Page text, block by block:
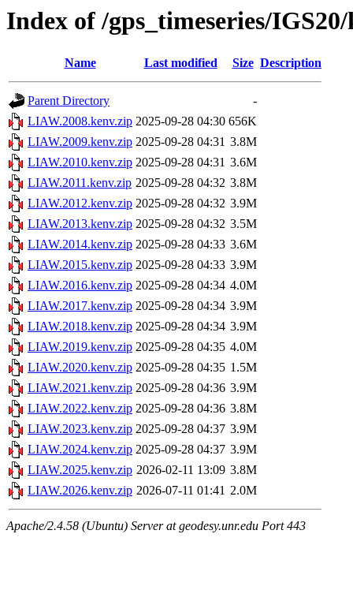
Index of /gps_timeseries/
Name Last modified Size Description
Parent Directory
-
LIAW.2008.kenv.zip 2025-09-28 04:30 656K
LIAW.2009.kenv.zip 2025-09-28 04:31 3.8M
LIAW.2010.kenv.zip 2025-09-28 04:31 3.6M
LIAW.2011.kenv.zip 2025-09-28 04:32 3.8M
LIAW.2012.kenv.zip 2025-09-28 04:32 3.9M
LIAW.2013.kenv.zip 2025-09-28 04:32 3.5M
LIAW.2014.kenv.zip 2025-09-28 04:33 3.6M
LIAW.2015.kenv.zip 2025-09-28 04:33 3.9M
LIAW.2016.kenv.zip 2025-09-28 04:34 4.0M
LIAW.2017.kenv.zip 2025-09-28 04:34 3.9M
LIAW.2018.kenv.zip 2025-09-28 04:34 3.9M
LIAW.2019.kenv.zip 2025-09-28 04:35 4.0M
LIAW.2020.kenv.zip 2025-09-28 04:35 1.5M
LIAW.2021.kenv.zip 2025-09-28 04:36 3.9M
LIAW.2022.kenv.zip 2025-09-28 04:36 3.8M
LIAW.2023.kenv.zip 2025-09-28 04:37 3.9M
LIAW.2024.kenv.zip 2025-09-28 04:37 3.9M
LIAW.2025.kenv.zip 2026-02-11 13:09 3.8M
LIAW.2026.kenv.zip 2026-07-11 01:41 2.0M
Apache/2.4.58 (Ubuntu) Server at geodesy.unr.edu Port 443